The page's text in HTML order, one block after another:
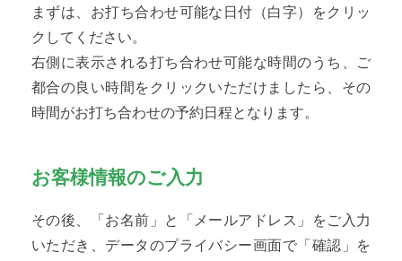
まずは、お打ち合わせ可能な日付（白字）をクリッ
クしてください。
右側に表示される打ち合わせ可能な時間のうち、ご
都合の良い時間をクリックいただけましたら、その
時間がお打ち合わせの予約日程となります。
お客様情報のご入力
その後、「お名前」と「メールアドレス」をご入力
いただき、データのプライバシー画面で「確認」を